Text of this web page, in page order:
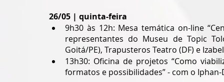
26/05 | quinta-feira
9h30 às 12h: Mesa temática on-line
representantes do Museu de Topic
Goitá/PE), Trapusteros Teatro (DF) e
13h30: Oficina de projetos “Como
formatos e possibilidades” - com o Iphan-